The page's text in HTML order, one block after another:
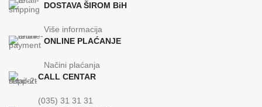
DOSTAVA ŠIROM BiH
Više informacija
ONLINE PLAĆANJE
Načini plaćanja
CALL CENTAR
(035) 31 31 31